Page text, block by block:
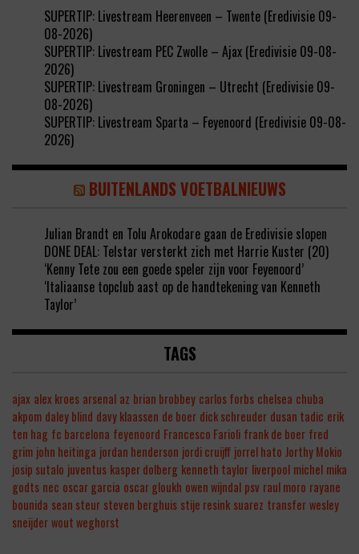
SUPERTIP: Livestream Heerenveen – Twente (Eredivisie 09-
08-2026)
SUPERTIP: Livestream PEC Zwolle – Ajax (Eredivisie 09-08-
2026)
SUPERTIP: Livestream Groningen – Utrecht (Eredivisie 09-
08-2026)
SUPERTIP: Livestream Sparta – Feyenoord (Eredivisie 09-08-
2026)
BUITENLANDS VOETBALNIEUWS
Julian Brandt en Tolu Arokodare gaan de Eredivisie slopen
DONE DEAL: Telstar versterkt zich met Harrie Kuster (20)
‘Kenny Tete zou een goede speler zijn voor Feyenoord’
‘Italiaanse topclub aast op de handtekening van Kenneth
Taylor’
TAGS
ajax alex kroes arsenal az brian brobbey carlos forbs chelsea chuba
akpom daley blind davy klaassen de boer dick schreuder dusan tadic erik
ten hag fc barcelona feyenoord Francesco Farioli frank de boer fred
grim john heitinga jordan henderson jordi cruijff jorrel hato Jorthy Mokio
josip sutalo juventus kasper dolberg kenneth taylor liverpool michel mika
godts nec oscar garcia oscar gloukh owen wijndal psv raul moro rayane
bounida sean steur steven berghuis stije resink suarez transferwesley
sneijderwout weghorst